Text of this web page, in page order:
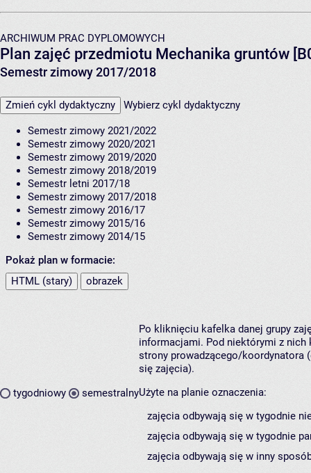
ARCHIWUM PRAC DYPLOMOWYCH
Plan zajęć przedmiotu Mechanika gruntów
Semestr zimowy 2017/2018
Zmień cykl dydaktyczny Wybierz cykl dydaktyczny
Semestr zimowy 2021/2022
Semestr zimowy 2020/2021
Semestr zimowy 2019/2020
Semestr zimowy 2018/2019
Semestr letni 2017/18
Semestr zimowy 2017/2018
Semestr zimowy 2016/17
Semestr zimowy 2015/16
Semestr zimowy 2014/15
Pokaż plan w formacie:
HTML (stary)
obrazek
tygodniowy semestralny
Po kliknięciu kafelka danej grupy
informacjami. Pod niektórymi z nich
strony prowadzącego/koordynatora
się zajęcia).
Użyte na planie oznaczenia:
zajęcia odbywają się w tygodnie
zajęcia odbywają się w tygodnie
zajęcia odbywają się w inny